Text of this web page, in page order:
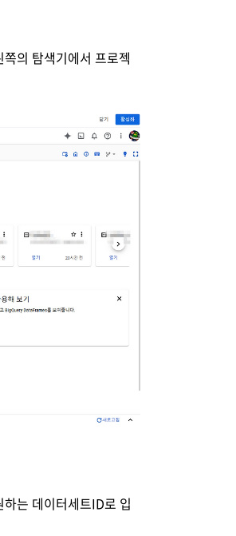
의 탐색기에서 프로젝
는 데이터세트ID로 입